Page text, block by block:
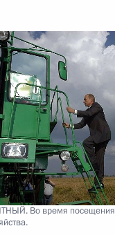
Во время посещения